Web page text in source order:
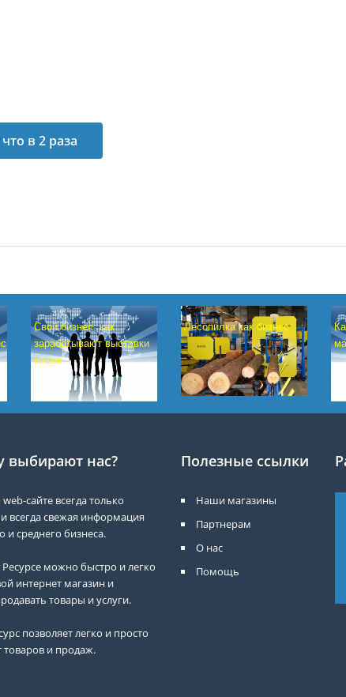
что в 2 раза
Свой бизнес: как
зарабатывают выставки
кошек
Лесопилка как бизнес
выбирают нас?
сайте всегда только
всегда свежая информация
и среднего бизнеса.
Ресурсе можно быстро и легко
интернет магазин и
товары и услуги.
позволяет легко и просто
товаров и продаж.
Полезные ссылки
Наши магазины
Партнерам
О нас
Помощь